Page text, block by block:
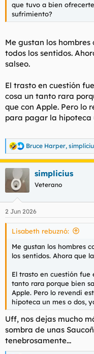
que tuvo a bien
sufrimiento?
Me gustan los
todos los sentidos.
salseo.
El trasto en cuestión
cosa un tanto rara
que con Apple. Pero lo
para pagar la hipoteca
R
e
a
c
e
s
Bruce Harper,
simplicius
Veterano
2 Jun 2026
Lisabeth rebuznó:
Me gustan los hombres
los sentidos. Ahora que
El trasto en cuestión fue
tanto rara porque bien
Apple. Pero lo revendi
hipoteca un mes o dos,
Uff, nos dejas mucho
sombra de unas
tenebrosamente...